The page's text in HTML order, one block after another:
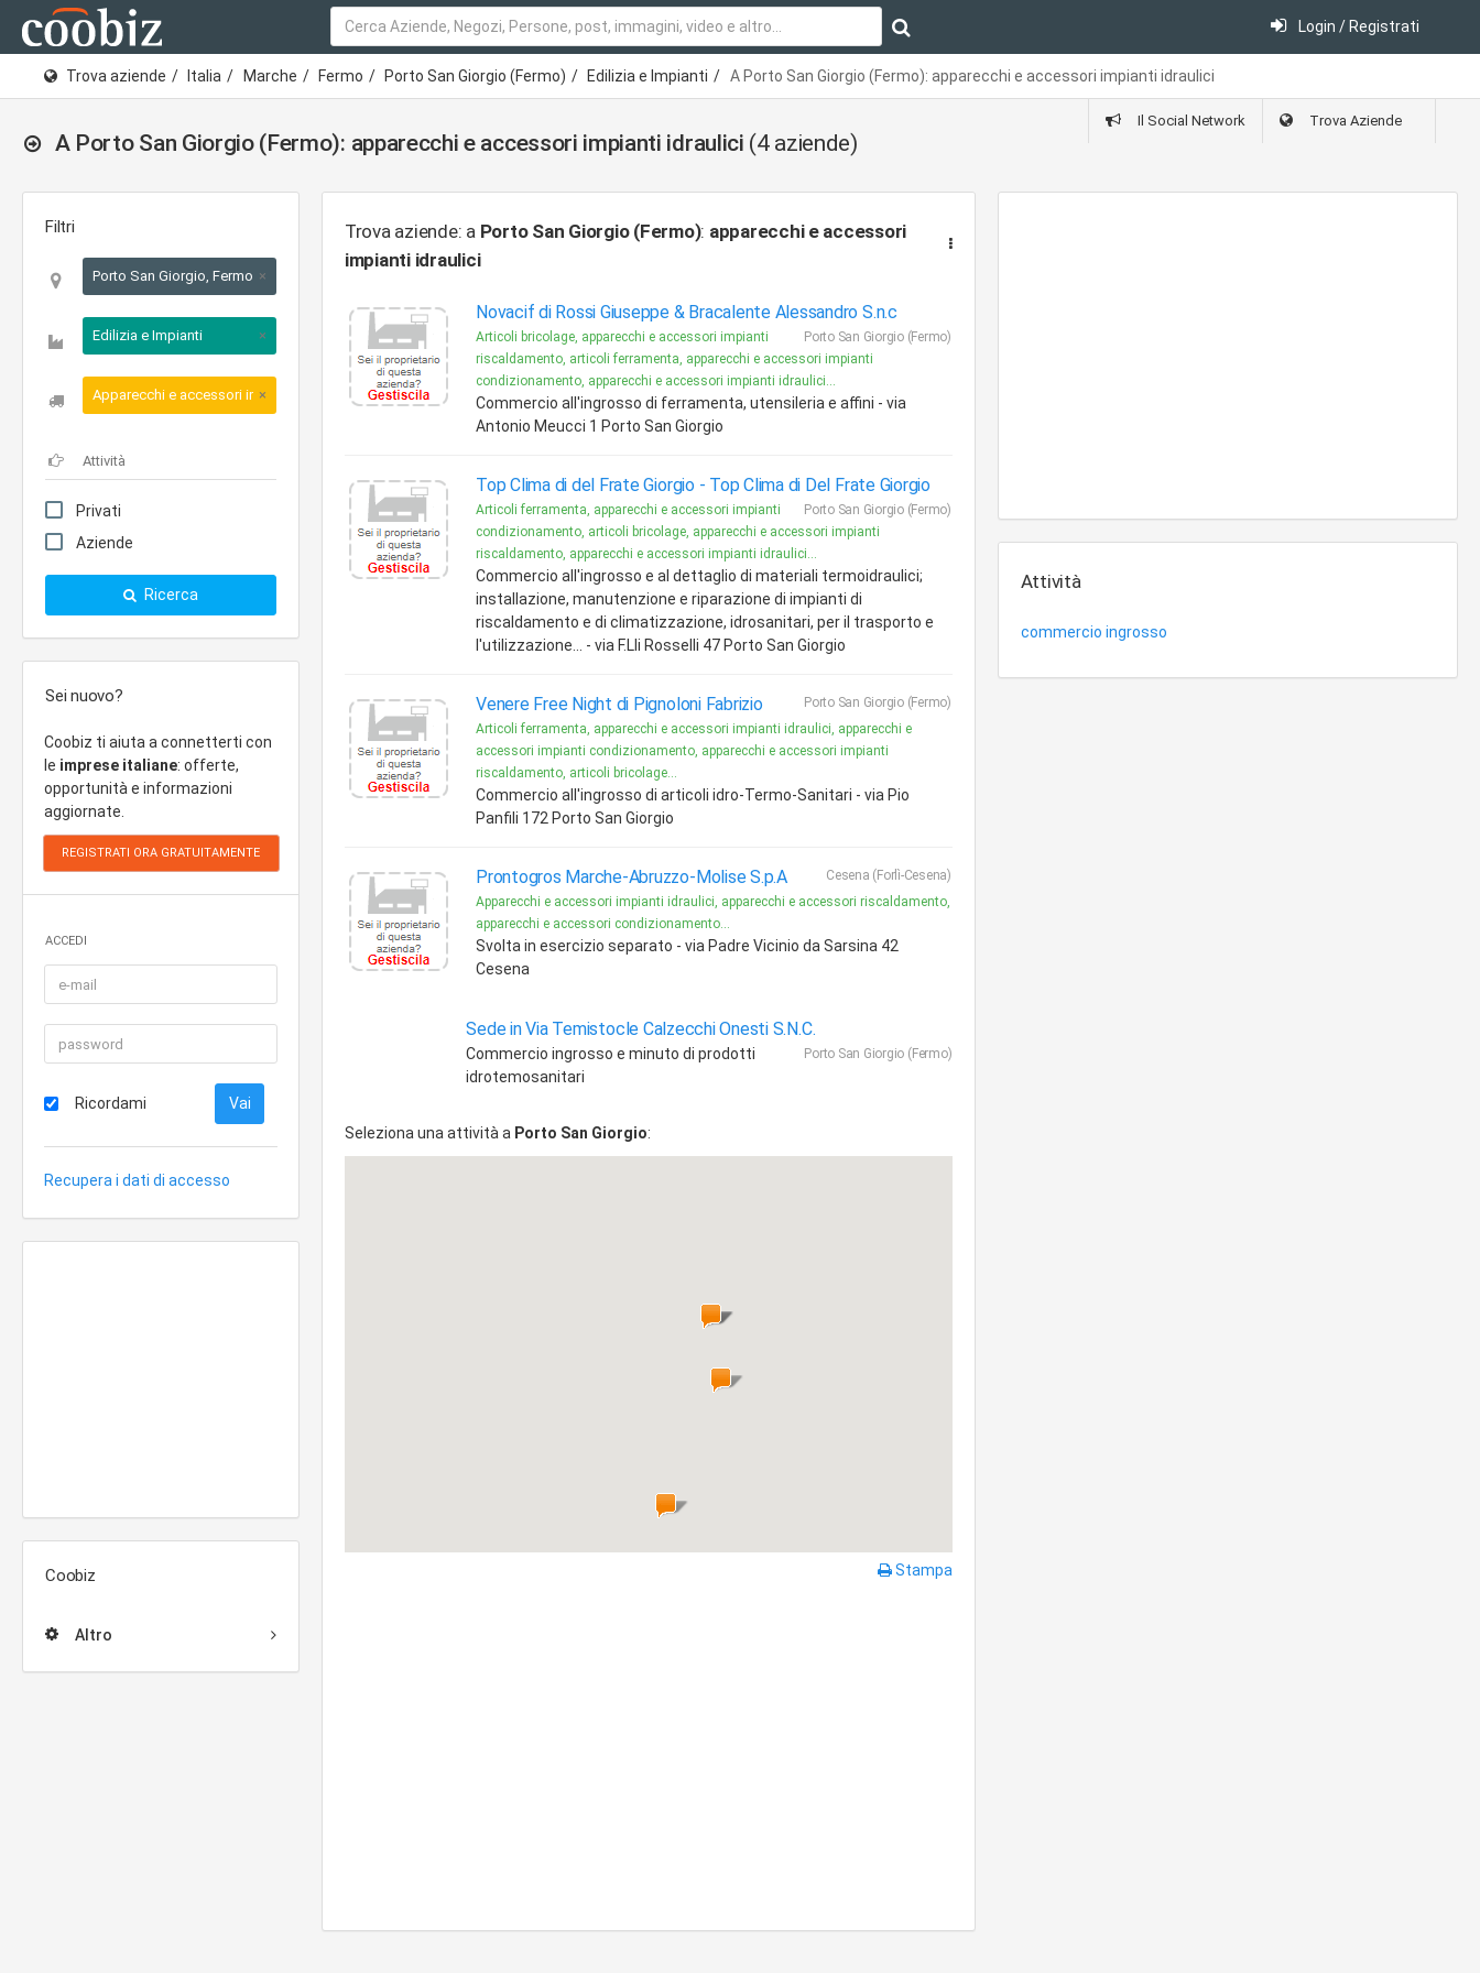
Login / Registrati
Trova aziende Italia Marche Fermo Porto San Giorgio (Fermo) Edilizia e Impianti A Porto San Giorgio (Fermo): apparecchi e accessori impianti idraulici
Il Social Network Trova Aziende
A Porto San Giorgio (Fermo): apparecchi e accessori impianti idraulici (4 aziende)
Filtri
Porto San Giorgio, Fermo, Marche
×
Edilizia e Impianti ×
Apparecchi e accessori impianti idraulici
×
Privati
Aziende
Ricerca
Sei nuovo?
Coobiz ti aiuta a connetterti con
le imprese italiane: offerte,
opportunità e informazioni
aggiornate.
ACCEDI
Ricordami
Recupera i dati di accesso
Coobiz
Altro
Trova aziende: a Porto San Giorgio (Fermo): apparecchi e accessori
impianti idraulici
Novacif di Rossi Giuseppe & Bracalente Alessandro S.n.c
Porto San Giorgio (Fermo)
Articoli bricolage, apparecchi e accessori impianti
riscaldamento, articoli ferramenta, apparecchi e accessori impianti
condizionamento, apparecchi e accessori impianti idraulici...
Commercio all'ingrosso di ferramenta, utensileria e affini - via
Antonio Meucci 1 Porto San Giorgio
Top Clima di del Frate Giorgio - Top Clima di Del Frate Giorgio
Porto San Giorgio (Fermo)
Articoli ferramenta, apparecchi e accessori impianti
condizionamento, articoli bricolage, apparecchi e accessori impianti
riscaldamento, apparecchi e accessori impianti idraulici...
Commercio all'ingrosso e al dettaglio di materiali termoidraulici;
installazione, manutenzione e riparazione di impianti di
riscaldamento e di climatizzazione, idrosanitari, per il trasporto e
l'utilizzazione... - via F.Lli Rosselli 47 Porto San Giorgio
Venere Free Night di Pignoloni Fabrizio
Porto San Giorgio (Fermo)
Articoli ferramenta, apparecchi e accessori impianti idraulici, apparecchi e
accessori impianti condizionamento, apparecchi e accessori impianti
riscaldamento, articoli bricolage...
Commercio all'ingrosso di articoli idro-Termo-Sanitari - via Pio
Panfili 172 Porto San Giorgio
Prontogros Marche-Abruzzo-Molise S.p.A
Cesena (Forlì-Cesena)
Apparecchi e accessori impianti idraulici, apparecchi e accessori riscaldamento,
apparecchi e accessori condizionamento...
Svolta in esercizio separato - via Padre Vicinio da Sarsina 42
Cesena
Sede in Via Temistocle Calzecchi Onesti S.N.C.
Porto San Giorgio (Fermo)
Commercio ingrosso e minuto di prodotti
idrotemosanitari
Seleziona una attività a Porto San Giorgio:
Stampa
Attività
commercio ingrosso